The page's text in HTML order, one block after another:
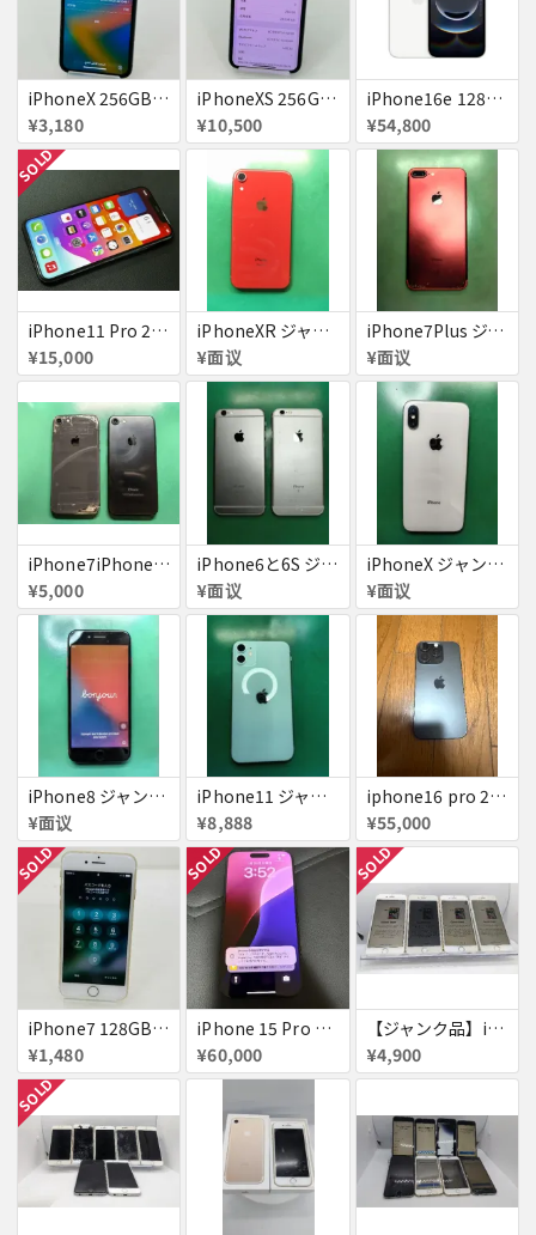
iPhoneX 256GB 赤ロム au ジャンク スペースグレイ A1902 送料無料
¥3,180
iPhoneXS 256GB 赤ロム 超美品 SoftBank ジャンク スペースグレイ MTE02J/A 送料無料
¥10,500
iPhone16e 128GB ホワイト 送料無料
¥54,800
SOLD
iPhone11 Pro 256GB ジャンク品
¥15,000
iPhoneXR ジャンク品
¥面议
iPhone7Plus ジャンク品
¥面议
iPhone7iPhone8ジャンク
¥5,000
iPhone6と6S ジャンク品
¥面议
iPhoneX ジャンク品
¥面议
iPhone8 ジャンク品
¥面议
iPhone11 ジャンク
¥8,888
iphone16 pro 256gb ブラックチタニウム
¥55,000
SOLD
iPhone7 128GB 赤ロム SoftBank ジャンク ゴールド A1779 パスコード不明 送料無料
¥1,480
SOLD
iPhone 15 Pro 128GB ブラックチタニウム ネットワーク利用制限あり
¥60,000
SOLD
【ジャンク品】iPhone6s ４台セット
¥4,900
SOLD